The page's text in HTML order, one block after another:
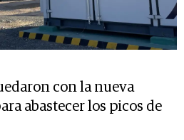
con la nueva
abastecer los picos de